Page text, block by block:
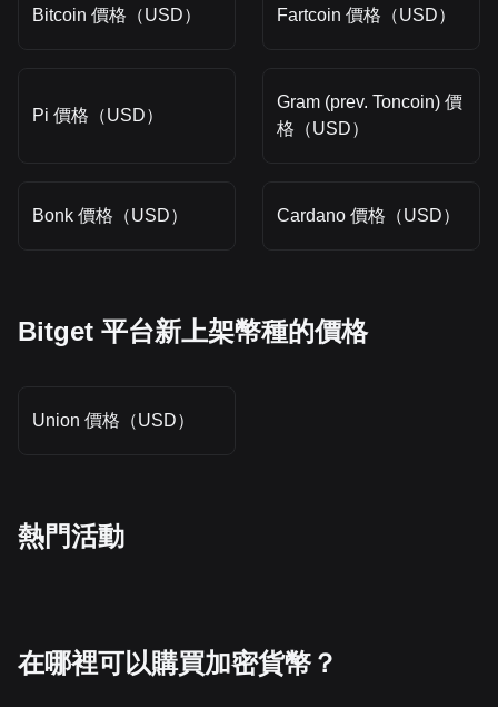
Bitcoin 價格（USD） Fartcoin 價格（USD）
Pi 價格（USD）
Gram (prev. Toncoin) 價
格（USD）
Bonk 價格（USD） Cardano 價格（USD）
Bitget 平台新上架幣種的價格
Union 價格（USD）
熱門活動
在哪裡可以購買加密貨幣？